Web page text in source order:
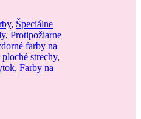
, Špeciálne
, Protipožiarne
farby na
strechy,
, Farby na